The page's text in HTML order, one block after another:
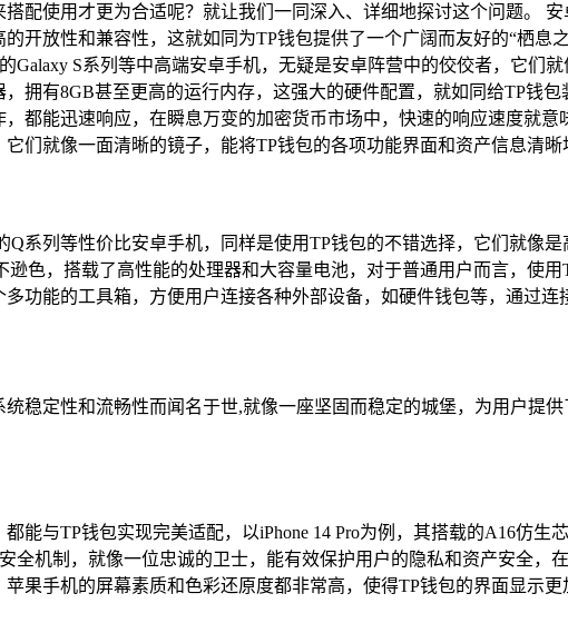
配使用才更为合适呢？就让我们一同深入、详细地探讨这个问题。
开放性和兼容性，这就如同为TP钱包提供了一个广阔而友好的“栖
Galaxy S系列等中高端安卓手机，无疑是安卓阵营中的佼佼者，它们
拥有8GB甚至更高的运行内存，这强大的硬件配置，就如同给TP钱
都能迅速响应，在瞬息万变的加密货币市场中，快速的响应速度就
们就像一面清晰的镜子，能将TP钱包的各项功能界面和资产信息清
Q系列等性价比安卓手机，同样是使用TP钱包的不错选择，它们就像
逊色，搭载了高性能的处理器和大容量电池，对于普通用户而言，使
功能的工具箱，方便用户连接各种外部设备，如硬件钱包等，通过
稳定性和流畅性而闻名于世,就像一座坚固而稳定的城堡，为用户提
都能与TP钱包实现完美适配，以iPhone 14 Pro为例，其搭载的A16仿
全机制，就像一位忠诚的卫士，能有效保护用户的隐私和资产安全
果手机的屏幕素质和色彩还原度都非常高，使得TP钱包的界面显示